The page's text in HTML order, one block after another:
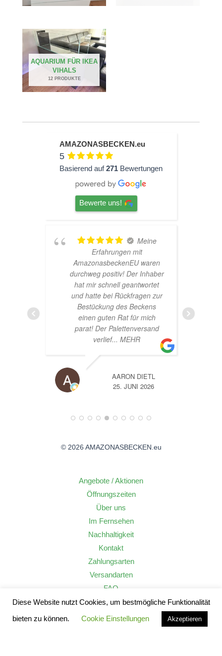
AQUARIUM FÜR IKEA
VIHALS
12 PRODUKTE
AMAZONASBECKEN.eu
5
Basierend auf271 Bewertungen
Bewerte uns!
Meine
Erfahrungen mit
AmazonasbeckenEU waren
durchweg positiv! Der Inhaber
hat mir schnell geantwortet
und hatte bei Rückfragen zur
Bestückung des Beckens
einen guten Rat für mich
parat! Der Palettenversand
verlief... MEHR
AARON DIETL
25. JUNI 2026
© 2026 AMAZONASBECKEN.eu
Angebote / Aktionen
Öffnungszeiten
Über uns
Im Fernsehen
Nachhaltigkeit
Kontakt
Zahlungsarten
Versandarten
FAQ
Widerrufsrecht
AGB
Diese Website nutzt Cookies, um bestmögliche Funktionalität
bieten zu können.
Cookie Einstellungen Akzeptieren